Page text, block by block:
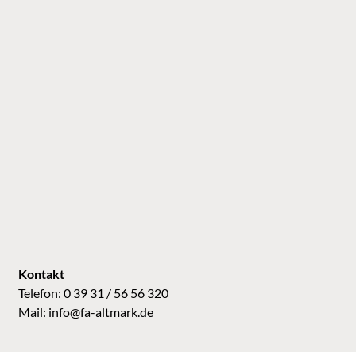
Kontakt
Telefon: 0 39 31 / 56 56 320
Mail: info@fa-altmark.de